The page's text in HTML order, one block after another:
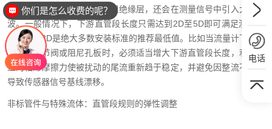
击，长期如此不仅会损伤衬里绝缘层，还会在测量信号中引入大幅杂
波。一般情况下，下游直管段长度只需达到2D至5D即可满足测量需
求，其中3D是绝大多数安装标准的推荐最低值。比如当流量计下游紧
贴安装调节阀或阻尼孔板时，必须适当增大下游直管段长度，利用管
壁的粘滞摩擦力使被扰动的尾流重新趋于稳定，并避免因整流不充分
导致传感器信号基线漂移。
非标管件与特殊流体：直管段规则的弹性调整
电话
你们是怎么收费的呢？